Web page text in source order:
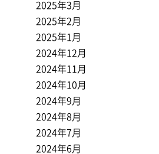
2025年3月
2025年2月
2025年1月
2024年12月
2024年11月
2024年10月
2024年9月
2024年8月
2024年7月
2024年6月